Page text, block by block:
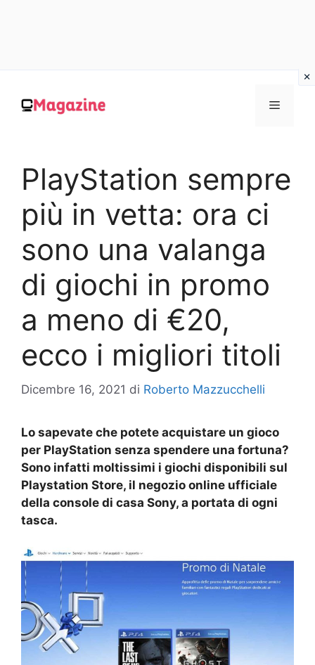
contenuto
MENU
PlayStation sempre
più in vetta: ora ci
sono una valanga
di giochi in promo
a meno di €20,
ecco i migliori titoli
Dicembre 16, 2021 di Roberto Mazzucchelli
Lo sapevate che potete acquistare un gioco
per PlayStation senza spendere una fortuna?
Sono infatti moltissimi i giochi disponibili sul
Playstation Store, il negozio online ufficiale
della console di casa Sony, a portata di ogni
tasca.